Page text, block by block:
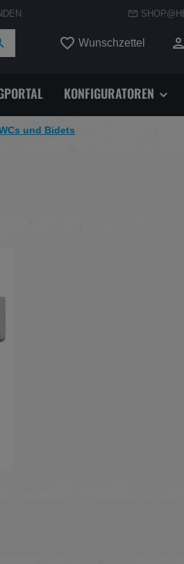
Wunschzettel Du
KONFIGURATOREN
und Bidets